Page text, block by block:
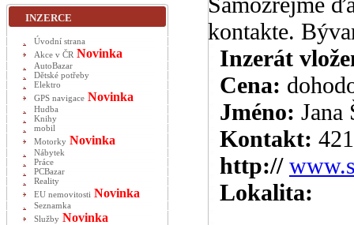
kontakte.
Inzerát
Cena:
Jméno: Jana
Kontakt:
http://
Lokalita:
INZERCE
Úvodní strana
Akce v ČR Novinka
AutoBazar
Dětské potřeby
Elektro
GPS navigace Novinka
Hudba
Knihy
mobil
Motorky Novinka
Nábytek
Práce
PCBazar
Reality
EU nemovitosti Novinka
Seznamka
Služby Novinka